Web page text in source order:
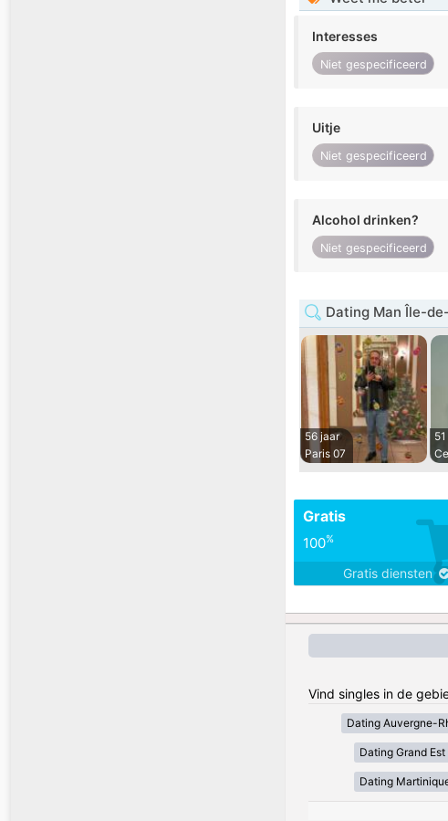
Interesses
Niet gespecificeerd
Uitje
Niet gespecificeerd
Alcohol drinken?
Niet gespecificeerd
Dating Man Île-
56 jaar
Paris 07
Gratis
100%
Gratis diensten
Vind singles in de
Dating Auvergne-
Dating Grand Est
Dating